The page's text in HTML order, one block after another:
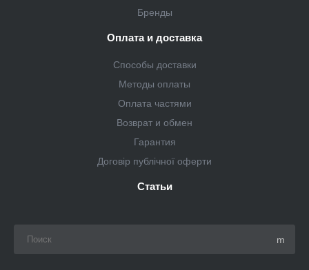
Бренды
Оплата и доставка
Способы доставки
Методы оплаты
Оплата частями
Возврат и обмен
Гарантия
Договір публічної оферти
Статьи